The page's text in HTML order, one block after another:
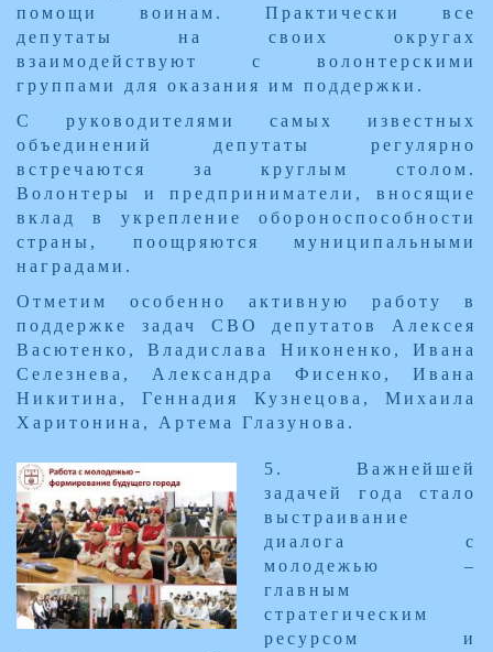
помощи воинам. Практически все
депутаты на своих округах
взаимодействуют с волонтерскими
группами для оказания им поддержки.
С руководителями самых известных
объединений депутаты регулярно
встречаются за круглым столом.
Волонтеры и предприниматели, вносящие
вклад в укрепление обороноспособности
страны, поощряются муниципальными
наградами.
Отметим особенно активную работу в
поддержке задач СВО депутатов Алексея
Васютенко, Владислава Никоненко, Ивана
Селезнева, Александра Фисенко, Ивана
Никитина, Геннадия Кузнецова, Михаила
Харитонина, Артема Глазунова.
5. Важнейшей
задачей года стало
выстраивание
диалога с
молодежью –
главным
стратегическим
ресурсом и